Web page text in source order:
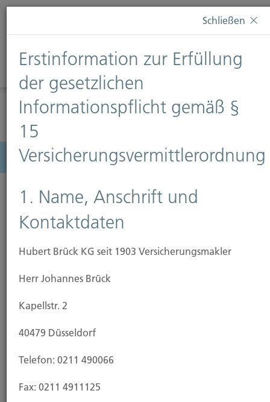
Diese Webseite verwendet Cookies. Wenn Sie weiterhin
Informationen finden Sie auf unserer SeiteDatenschutz
Diese Nachricht nicht erneut anzeigen
Menü
Bauwesenversicherung
Der Versicherer leistet Entschädigung für
ungewöhnlicher Witterungseinflüsse, mutwilliger
Schließen
Erstinformation zur Erfüllung
der gesetzlichen
Informationspflicht gemäß §
15
Versicherungsvermittlerordnung
1. Name, Anschrift und
Kontaktdaten
Hubert Brück KG seit 1903 Versicherungsmakler
Herr Johannes Brück
Kapellstr. 2
40479 Düsseldorf
Telefon: 0211 490066
Fax: 0211 4911125